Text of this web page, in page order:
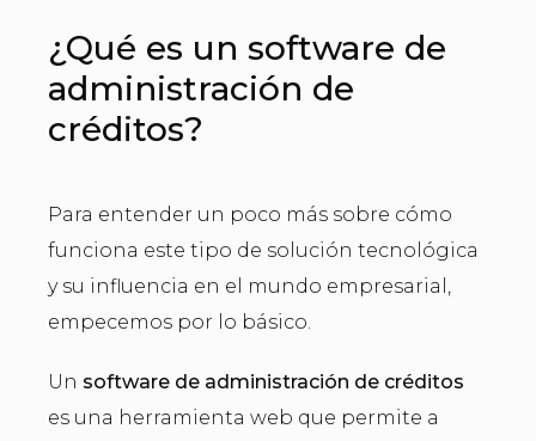
¿Qué es un software de
administración de
créditos?
Para entender un poco más sobre cómo
funciona este tipo de solución tecnológica
y su influencia en el mundo empresarial,
empecemos por lo básico.
Un software de administración de créditos
es una herramienta web que permite a